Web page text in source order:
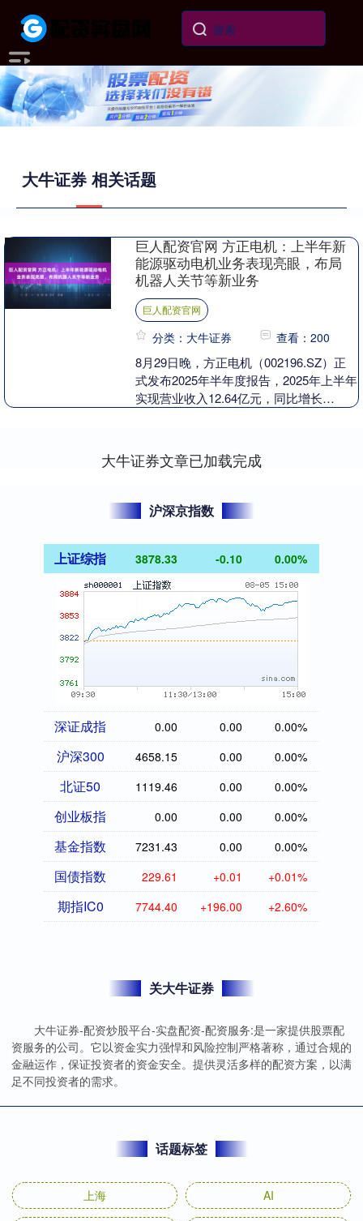
大牛证券 相关话题
巨人配资官网 方正电机：上半年新
能源驱动电机业务表现亮眼，布局
机器人关节等新业务
巨人配资官网
分类：大牛证券 查看：200
8月29日晚，方正电机（002196.SZ）正
式发布2025年半年度报告，2025年上半年
实现营业收入12.64亿元，同比增长
大牛证券文章已加载完成
沪深京指数
上证综指 3878.33 -0.10 0.00%
深证成指 0.00 0.00 0.00%
沪深300 4658.15 0.00 0.00%
北证50 1119.46 0.00 0.00%
创业板指 0.00 0.00 0.00%
基金指数 7231.43 0.00 0.00%
国债指数 229.61 +0.01 +0.01%
期指IC0 7744.40 +196.00 +2.60%
关大牛证券
大牛证券-配资炒股平台-实盘配资-配资服务:是一家提供股票配
资服务的公司。它以资金实力强悍和风险控制严格著称，通过合规的
金融运作，保证投资者的资金安全。提供灵活多样的配资方案，以满
足不同投资者的需求。
话题标签
上海 AI